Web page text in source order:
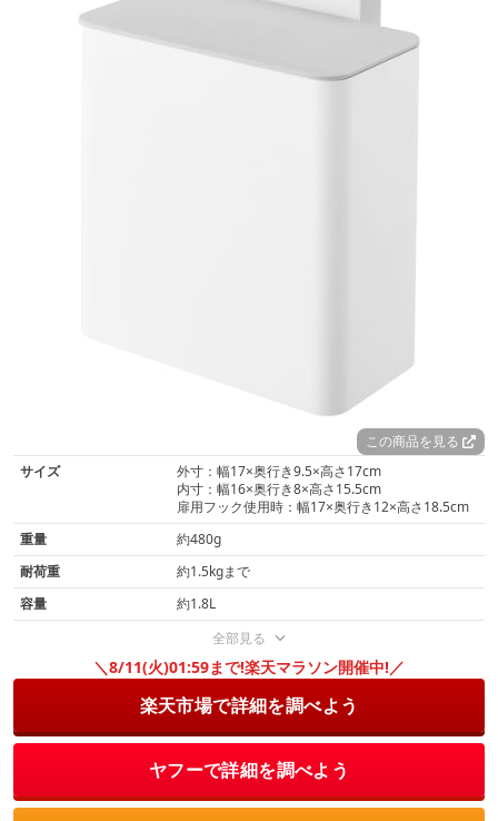
この商品を見る
サイズ
外寸：幅17×奥行き9.5×高さ17cm
内寸：幅16×奥行き8×高さ15.5cm
扉用フック使用時：幅17×奥行き12×高さ18.5cm
重量
約480g
耐荷重
約1.5kgまで
容量
約1.8L
全部見る
＼8/11(火)01:59まで!楽天マラソン開催中!／
楽天市場で詳細を調べよう
ヤフーで詳細を調べよう